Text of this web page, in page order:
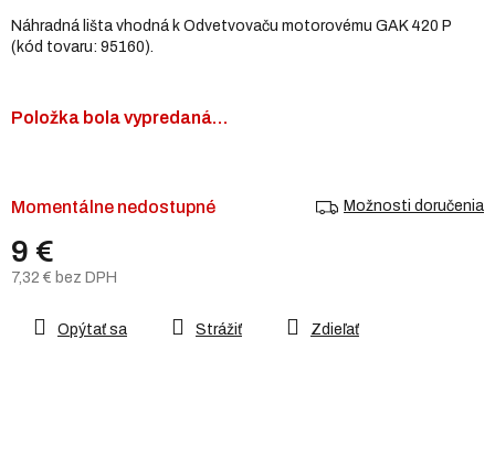
9 €
7,32 € bez DPH
cena:
Momentálne nedostupné Možnosti doručenia
Položka bola vypredaná…
Náhradná lišta vhodná k Odvetvovaču motorovému GAK 420 P
(kód tovaru: 95160).
Opýtať sa Strážiť Zdieľať
5
hviezdičiek.